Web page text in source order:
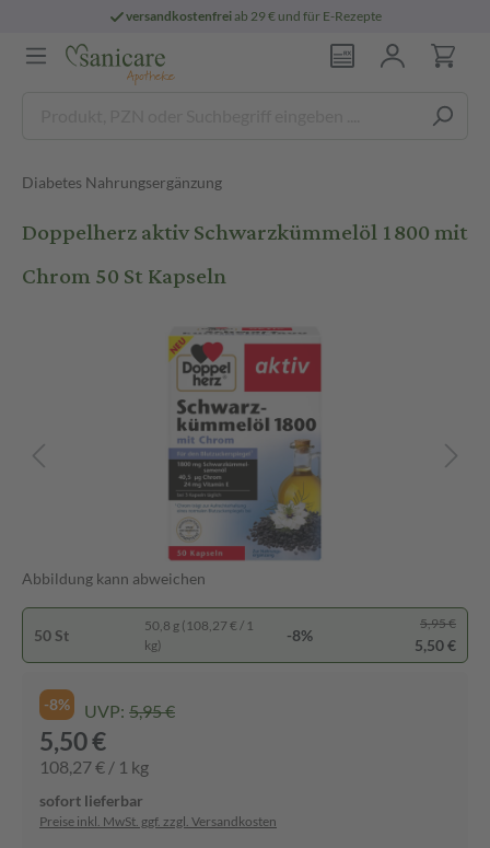
versandkostenfreiab 29 € und für E-Rezepte
Diabetes Nahrungsergänzung
Doppelherz aktiv Schwarzkümmelöl 1800 mit
Chrom 50 St Kapseln
Abbildung kann abweichen
50 St
50,8 g (108,27 € / 1
kg)
-8%
5,95 €
5,50 €
-8% UVP: 5,95 €
5,50 €
108,27 € / 1 kg
sofort lieferbar
Preise inkl. MwSt. ggf. zzgl. Versandkosten